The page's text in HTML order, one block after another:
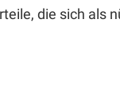
die sich als